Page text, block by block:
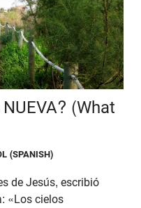
(What
(SPANISH)
de Jesús, escribió
«Los cielos